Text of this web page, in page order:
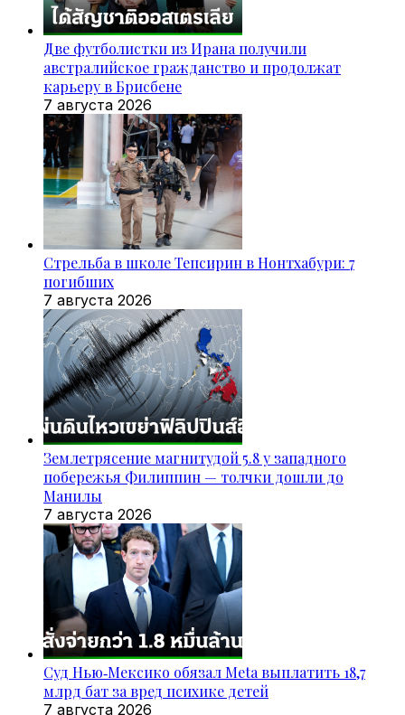
Две футболистки из Ирана получили
австралийское гражданство и продолжат
карьеру в Брисбене
7 августа 2026
Стрельба в школе Тепсирин в Нонтхабури: 7
погибших
7 августа 2026
Землетрясение магнитудой 5.8 у западного
побережья Филиппин — толчки дошли до
Манилы
7 августа 2026
Суд Нью‑Мексико обязал Meta выплатить 18,7
млрд бат за вред психике детей
7 августа 2026